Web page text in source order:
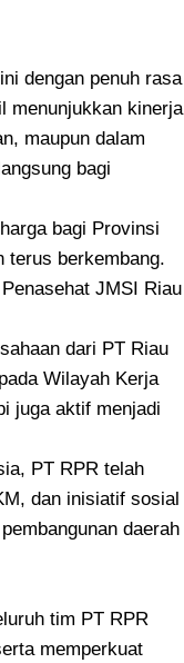
dengan penuh rasa
menunjukkan kinerja
maupun dalam
bagi
bagi Provinsi
terus berkembang.
JMSI Riau
dari PT Riau
Wilayah Kerja
juga aktif menjadi
PT RPR telah
dan inisiatif sosial
daerah
tim PT RPR
memperkuat